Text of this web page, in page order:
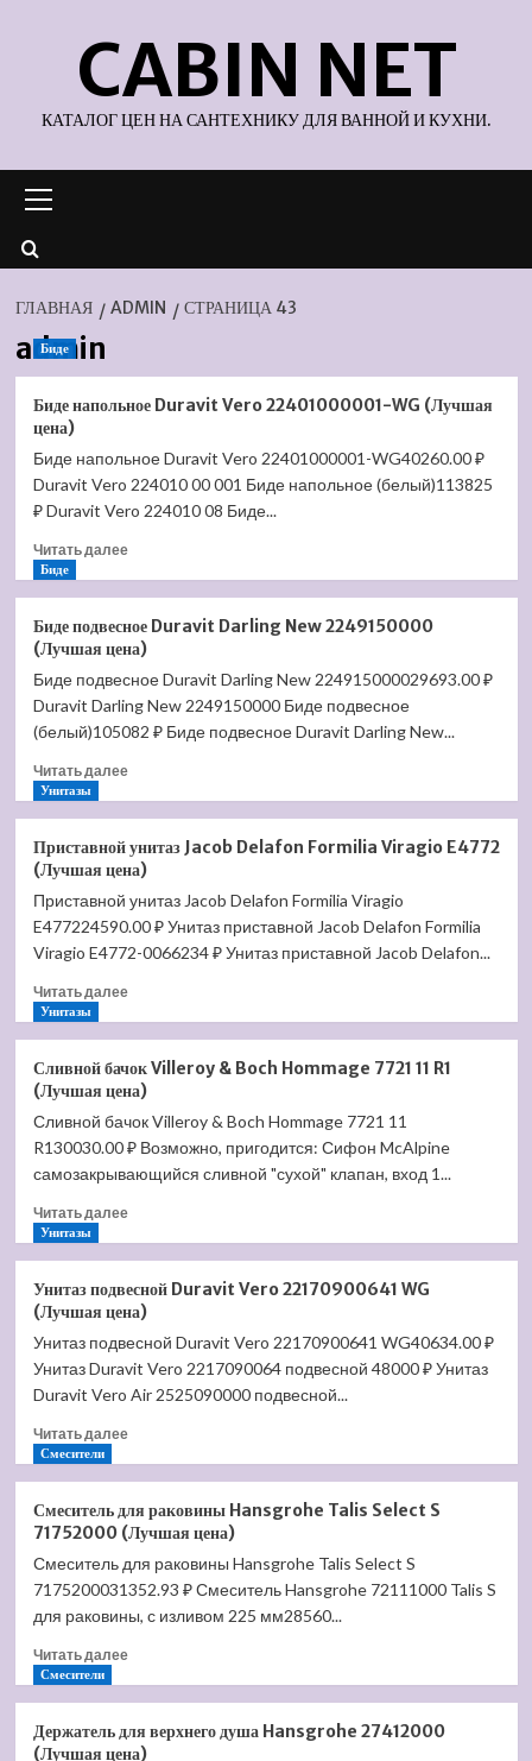
содержимомуCABIN NET
КАТАЛОГ ЦЕН НА САНТЕХНИКУ ДЛЯ ВАННОЙ И КУХНИ.
меню
ГЛАВНАЯ ADMIN СТРАНИЦА 43
admin
Биде
Биде напольное Duravit Vero 22401000001-WG (Лучшая
цена)
Биде напольное Duravit Vero 22401000001-WG40260.00 ₽
Duravit Vero 224010 00 001 Биде напольное (белый)113825
₽ Duravit Vero 224010 08 Биде...
Читать далееПрочитать
напольное
Duravit
Vero
22401000001-
WG
цена)
Биде
Биде подвесное Duravit Darling New 2249150000
(Лучшая цена)
Биде подвесное Duravit Darling New 224915000029693.00 ₽
Duravit Darling New 2249150000 Биде подвесное
(белый)105082 ₽ Биде подвесное Duravit Darling New...
Читать далееПрочитать
подвесное
Duravit
Darling
New
2249150000
цена)
Унитазы
Приставной унитаз Jacob Delafon Formilia Viragio E4772
(Лучшая цена)
Приставной унитаз Jacob Delafon Formilia Viragio
E477224590.00 ₽ Унитаз приставной Jacob Delafon Formilia
Viragio E4772-0066234 ₽ Унитаз приставной Jacob Delafon...
Читать далееПрочитать
Приставной
унитаз
Jacob
Delafon
Formilia
Viragio
(Лучшая
Унитазы
Сливной бачок Villeroy & Boch Hommage 7721 11 R1
(Лучшая цена)
Сливной бачок Villeroy & Boch Hommage 7721 11
R130030.00 ₽ Возможно, пригодится: Сифон McAlpine
самозакрывающийся сливной "сухой" клапан, вход 1...
Читать далееПрочитать
бачок
Villeroy
&
Boch
Hommage
11
(Лучшая
Унитазы
Унитаз подвесной Duravit Vero 22170900641 WG
(Лучшая цена)
Унитаз подвесной Duravit Vero 22170900641 WG40634.00 ₽
Унитаз Duravit Vero 2217090064 подвесной 48000 ₽ Унитаз
Duravit Vero Air 2525090000 подвесной...
Читать далееПрочитать
подвесной
Duravit
Vero
22170900641
WG
цена)
Смесители
Смеситель для раковины Hansgrohe Talis Select S
71752000 (Лучшая цена)
Смеситель для раковины Hansgrohe Talis Select S
7175200031352.93 ₽ Смеситель Hansgrohe 72111000 Talis S
для раковины, с изливом 225 мм28560...
Читать далееПрочитать
для
Смесители
Держатель для верхнего душа Hansgrohe 27412000
(Лучшая цена)